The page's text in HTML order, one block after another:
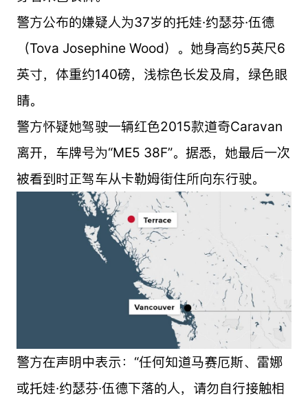
警方公布的嫌疑人为37岁的托娃·约瑟芬·伍德
（Tova Josephine Wood）。她身高约5英尺6
英寸，体重约140磅，浅棕色长发及肩，绿色眼
睛。
警方怀疑她驾驶一辆红色2015款道奇Caravan
离开，车牌号为“ME5 38F”。据悉，她最后一次
被看到时正驾车从卡勒姆街住所向东行驶。
警方在声明中表示：“任何知道马赛厄斯、雷娜
或托娃·约瑟芬·伍德下落的人，请勿自行接触相